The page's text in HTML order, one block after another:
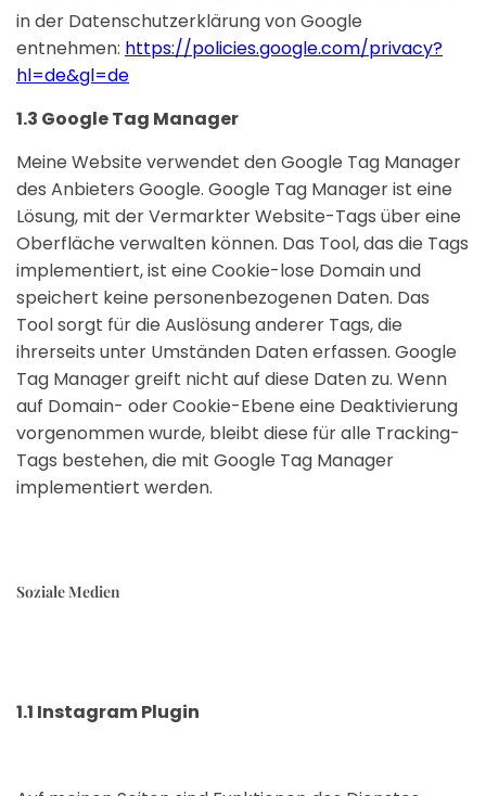
in der Datenschutzerklärung von Google
entnehmen: https://policies.google.com/privacy?
hl=de&gl=de
1.3 Google Tag Manager
Meine Website verwendet den Google Tag Manager
des Anbieters Google. Google Tag Manager ist eine
Lösung, mit der Vermarkter Website-Tags über eine
Oberfläche verwalten können. Das Tool, das die Tags
implementiert, ist eine Cookie-lose Domain und
speichert keine personenbezogenen Daten. Das
Tool sorgt für die Auslösung anderer Tags, die
ihrerseits unter Umständen Daten erfassen. Google
Tag Manager greift nicht auf diese Daten zu. Wenn
auf Domain- oder Cookie-Ebene eine Deaktivierung
vorgenommen wurde, bleibt diese für alle Tracking-
Tags bestehen, die mit Google Tag Manager
implementiert werden.
Soziale Medien
1.1 Instagram Plugin